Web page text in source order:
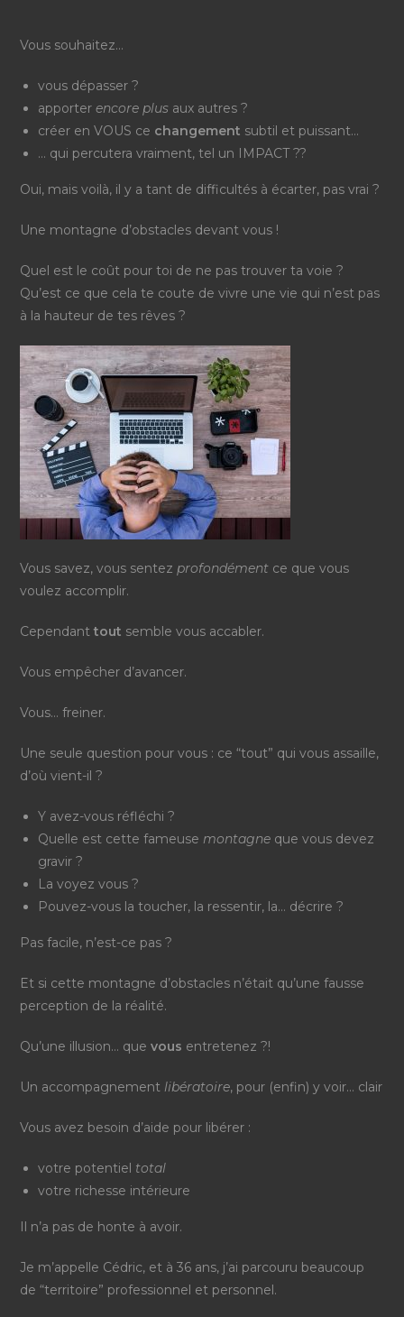
Vous souhaitez…
vous dépasser ?
apporterencore plus aux autres ?
créer en VOUS ce changement subtil et puissant…
… qui percutera vraiment, tel un IMPACT ??
Oui, mais voilà, il y a tant de difficultés à écarter, pas vrai ?
Une montagne d’obstacles devant vous !
Quel est le coût pour toi de ne pas trouver ta voie ?
Qu’est ce que cela te coute de vivre une vie qui n’est pas
à la hauteur de tes rêves ?
Vous savez, vous sentezprofondément ce que vous
voulez accomplir.
Cependanttout semble vous accabler.
Vous empêcher d’avancer.
Vous… freiner.
Une seule question pour vous : ce “tout” qui vous assaille,
d’où vient-il ?
Y avez-vous réfléchi ?
Quelle est cette fameusemontagne que vous devez
gravir ?
La voyez vous ?
Pouvez-vous la toucher, la ressentir, la… décrire ?
Pas facile, n’est-ce pas ?
Et si cette montagne d’obstacles n’était qu’une fausse
perception de la réalité.
Qu’une illusion… quevous entretenez ?!
Un accompagnementlibératoire, pour (enfin) y voir… clair
Vous avez besoin d’aide pour libérer :
votre potentiel total
votre richesse intérieure
Il n’a pas de honte à avoir.
Je m’appelle Cédric, et à 36 ans, j’ai parcouru beaucoup
de “territoire” professionnel et personnel.